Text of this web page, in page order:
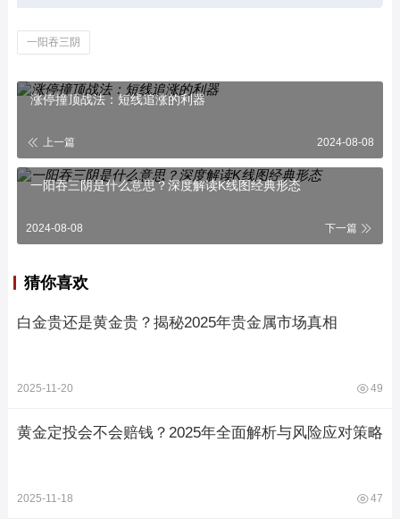
一阳吞三阴
涨停撞顶战法：短线追涨的利器
上一篇 2024-08-08
一阳吞三阴是什么意思？深度解读K线图经典形态
2024-08-08 下一篇
猜你喜欢
白金贵还是黄金贵？揭秘2025年贵金属市场真相
2025-11-20 49
黄金定投会不会赔钱？2025年全面解析与风险应对策略
2025-11-18 47